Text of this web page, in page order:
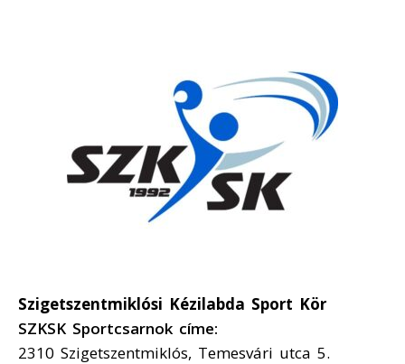
Szigetszentmiklósi Kézilabda Sport Kör
SZKSK Sportcsarnok címe:
2310 Szigetszentmiklós, Temesvári utca 5.